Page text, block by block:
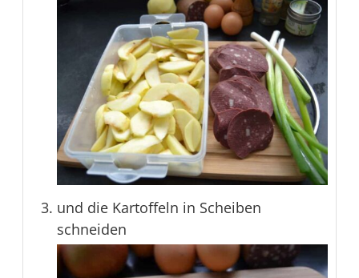
und die Kartoffeln in Scheiben
schneiden